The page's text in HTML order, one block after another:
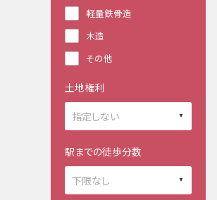
軽量鉄骨造
木造
その他
土地権利
駅までの徒歩分数